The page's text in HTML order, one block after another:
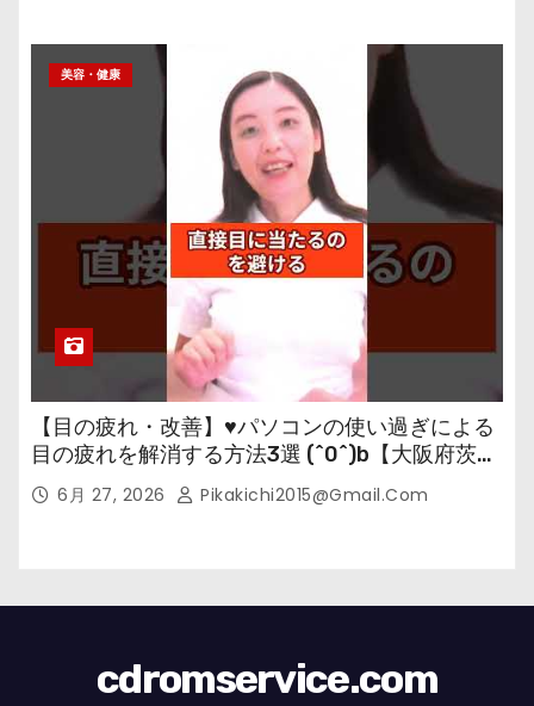
美容・健康
【目の疲れ・改善】♥パソコンの使い過ぎによる
目の疲れを解消する方法3選 (^0^)b【大阪府茨木
市の女性・美容鍼灸・整体師が教えます。】
6月 27, 2026 Pikakichi2015@gmail.com
cdromservice.com